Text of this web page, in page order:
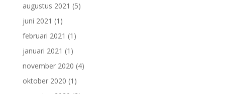
augustus 2021 (5)
juni 2021 (1)
februari 2021 (1)
januari 2021 (1)
november 2020 (4)
oktober 2020 (1)